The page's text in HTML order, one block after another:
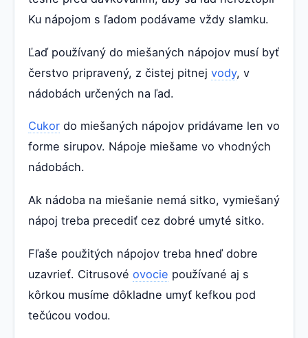
Ku nápojom s ľadom podávame vždy slamku.
Ľaď používaný do miešaných nápojov musí byť
čerstvo pripravený, z čistej pitnej vody, v
nádobách určených na ľad.
Cukor do miešaných nápojov pridávame len vo
forme sirupov. Nápoje miešame vo vhodných
nádobách.
Ak nádoba na miešanie nemá sitko, vymiešaný
nápoj treba precediť cez dobré umyté sitko.
Fľaše použitých nápojov treba hneď dobre
uzavrieť. Citrusové ovocie používané aj s
kôrkou musíme dôkladne umyť kefkou pod
tečúcou vodou.